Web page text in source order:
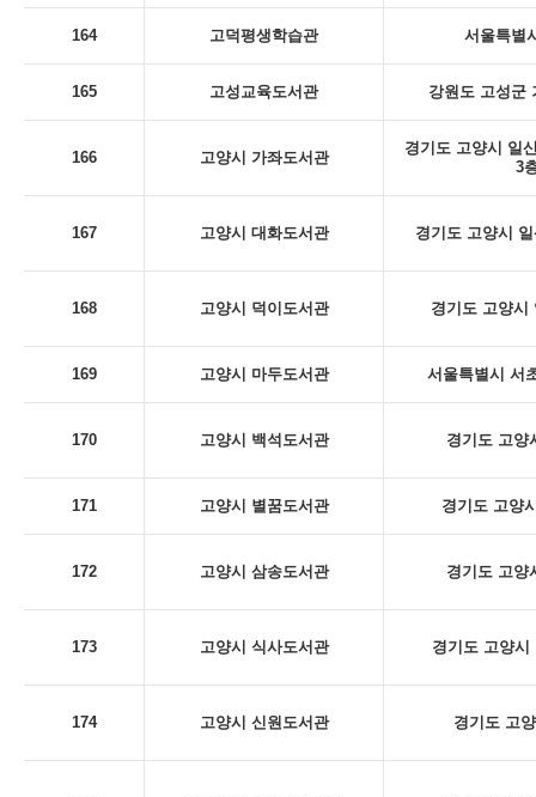
164 고덕평생학습관 서울특별
165 고성교육도서관 강원도 고성군
166 고양시 가좌도서관
경기도 고양시 일
3
167 고양시 대화도서관 경기도 고양시
168 고양시 덕이도서관 경기도 고양시
169 고양시 마두도서관 서울특별시 서
170 고양시 백석도서관 경기도 고양
171 고양시 별꿈도서관 경기도 고양
172 고양시 삼송도서관 경기도 고양
173 고양시 식사도서관 경기도 고양시
174 고양시 신원도서관 경기도 고